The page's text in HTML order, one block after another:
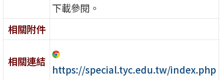
下載參閱。
相關附件
相關連結
https://special.tyc.edu.tw/index.php